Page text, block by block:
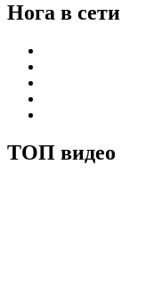
Нога в сети
ТОП видео